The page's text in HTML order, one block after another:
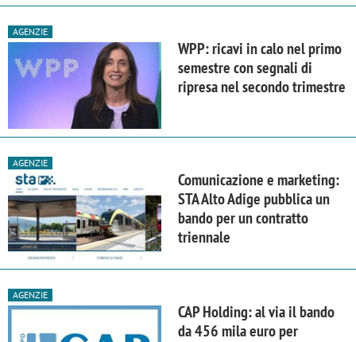
AGENZIE
WPP: ricavi in calo nel primo
semestre con segnali di
ripresa nel secondo trimestre
AGENZIE
Comunicazione e marketing:
STA Alto Adige pubblica un
bando per un contratto
triennale
AGENZIE
CAP Holding: al via il bando
da 456 mila euro per